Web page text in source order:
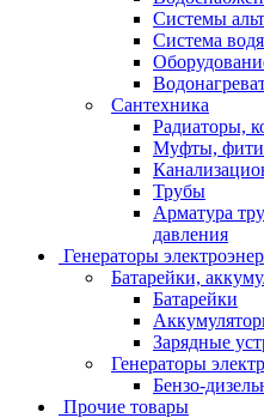
Системы
Система
Сантехника
Радиаторы,
Муфты,
Трубы
Арматура
давления
Генераторы
Батарейки,
Батарейки
Зарядные
Генераторы
Бензо-
Прочие товары